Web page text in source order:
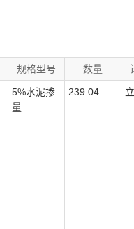
规格型号 数量
5%水泥掺
量
239.04